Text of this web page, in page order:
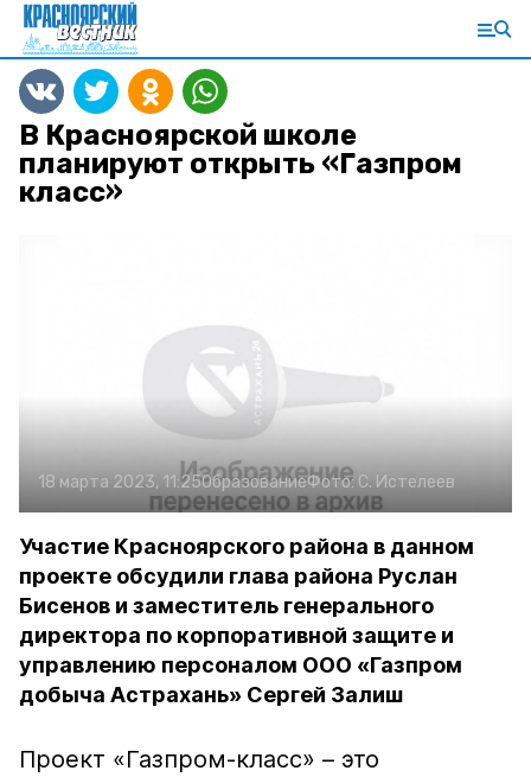
В Красноярской школе
планируют открыть «Газпром
класс»
18 марта 2023, 11:25ОбразованиеФото: С. Истелеев
Участие Красноярского района в данном
проекте обсудили глава района Руслан
Бисенов и заместитель генерального
директора по корпоративной защите и
управлению персоналом ООО «Газпром
добыча Астрахань» Сергей Залиш
Проект «Газпром-класс» – это